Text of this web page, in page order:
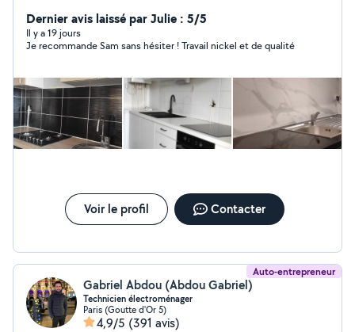
cinquante-trois-soixante-neuf-zero-deux ¤¤¤¤¤¤¤¤¤¤¤¤¤
¤¤¤¤¤¤¤¤¤¤ Bonjour , à votre service pour n'importe
quel bricolage : ¤ Pose de cuisine, rideaux ¤ Étagères ¤
pose de robinet... - Électricité : ¤ prise, luminaires ... -
Peinture... ¤¤¤¤¤¤¤¤¤¤¤¤¤¤¤¤¤¤¤¤¤ @ IMPORTANT @ ¤
¤¤¤¤¤¤¤¤¤¤¤¤¤¤¤¤ Je ne peux pas répondre à toutes
les demandes ( J'ai 2 abonnements ) 1. Bricolage et
petits travaux 2. Plomberie Merci d'adresser vos
Dernier avis laissé par Julie : 5/5
Il y a 19 jours
Je recommande Sam sans hésiter ! Travail nickel et de qualité
Voir le profil Contacter
Auto-entrepreneur
Gabriel Abdou (Abdou Gabriel)
Technicien électroménager
Paris (Goutte d'Or 5)
4,9/5 (391 avis)